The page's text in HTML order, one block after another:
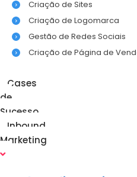
Criação de Sites
Criação de Logomarca
Gestão de Redes Sociais
Criação de Página de
Cases
de
Sucesso
Inbound
Marketing